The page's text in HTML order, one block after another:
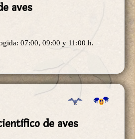
aves
07:00, 09:00 y 11:00 h.
de aves